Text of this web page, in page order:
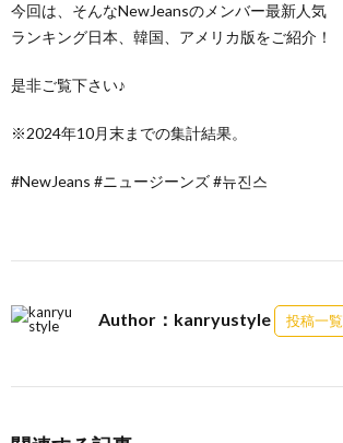
今回は、そんなNewJeansのメンバー最新人気
ランキング日本、韓国、アメリカ版をご紹介！
是非ご覧下さい♪
※2024年10月末までの集計結果。
#NewJeans #ニュージーンズ #뉴진스
Author：kanryustyle 投稿一覧